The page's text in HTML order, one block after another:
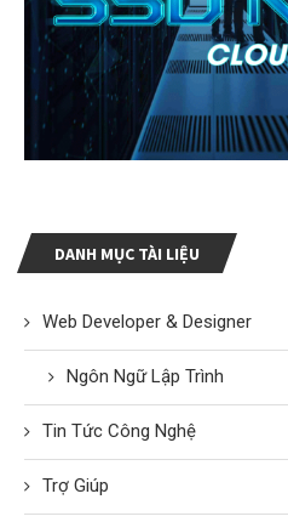
DANH MỤC TÀI LIỆU
Web Developer & Designer
Ngôn Ngữ Lập Trình
Tin Tức Công Nghệ
Trợ Giúp